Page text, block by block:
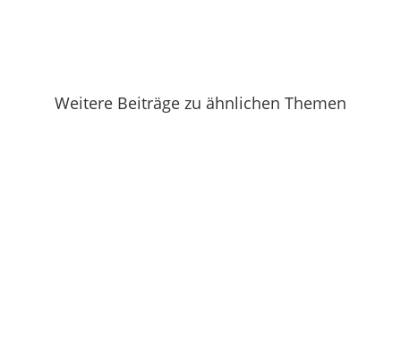
Weitere Beiträge zu ähnlichen Themen